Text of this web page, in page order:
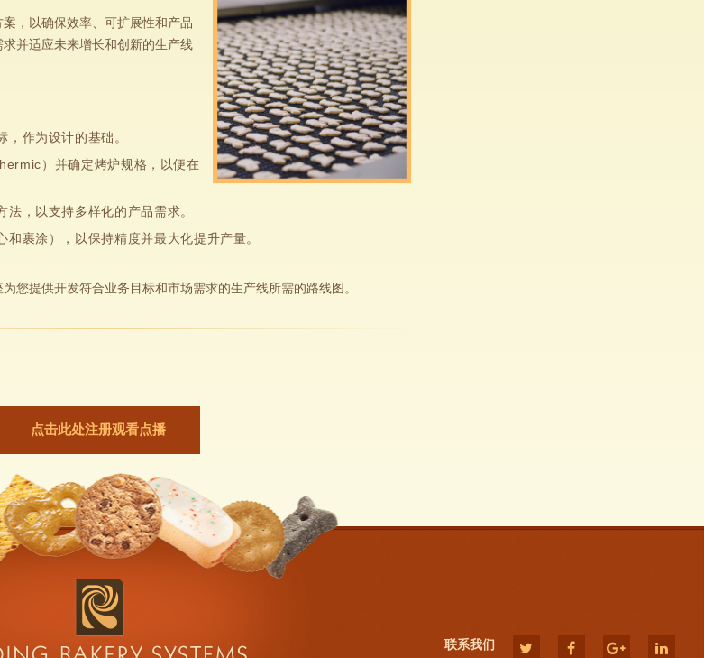
，以确保效率、可扩展性和产品
并适应未来增长和创新的生产线
作为设计的基础。
）并确定烤炉规格，以便在
，以支持多样化的产品需求。
裹涂），以保持精度并最大化提升产量。
您提供开发符合业务目标和市场需求的生产线所需的路线图。
点击此处注册观看点播
联系我们